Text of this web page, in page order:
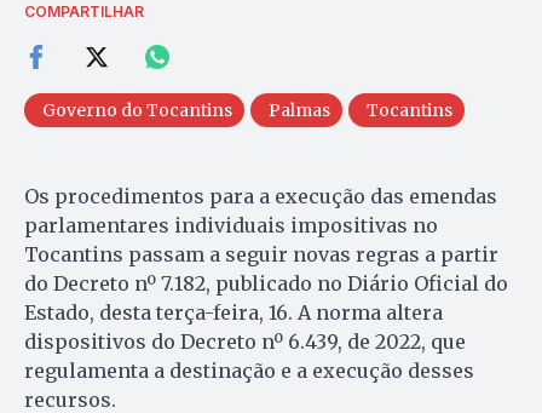
COMPARTILHAR
Governo do Tocantins Palmas Tocantins
Os procedimentos para a execução das emendas
parlamentares individuais impositivas no
Tocantins passam a seguir novas regras a partir
do Decreto nº 7.182, publicado no Diário Oficial do
Estado, desta terça-feira, 16. A norma altera
dispositivos do Decreto nº 6.439, de 2022, que
regulamenta a destinação e a execução desses
recursos.